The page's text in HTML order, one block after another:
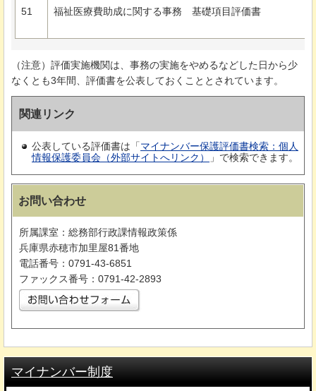
51 福祉医療費助成に関する事務 基礎項目評価書
（注意）評価実施機関は、事務の実施をやめるなどした日から少
なくとも3年間、評価書を公表しておくこととされています。
関連リンク
公表している評価書は「マイナンバー保護評価書検索：個人
情報保護委員会（外部サイトへリンク）
」で検索できます。
お問い合わせ
所属課室：総務部行政課情報政策係
兵庫県赤穂市加里屋81番地
電話番号：0791-43-6851
ファックス番号：0791-42-2893
マイナンバー制度